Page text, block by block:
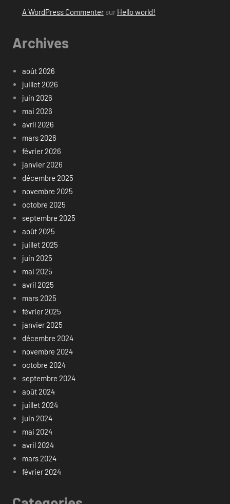
A WordPress Commentersur Hello world!
Archives
août 2026
juillet 2026
juin 2026
mai 2026
avril 2026
mars 2026
février 2026
janvier 2026
décembre 2025
novembre 2025
octobre 2025
septembre 2025
août 2025
juillet 2025
juin 2025
mai 2025
avril 2025
mars 2025
février 2025
janvier 2025
décembre 2024
novembre 2024
octobre 2024
septembre 2024
août 2024
juillet 2024
juin 2024
mai 2024
avril 2024
mars 2024
février 2024